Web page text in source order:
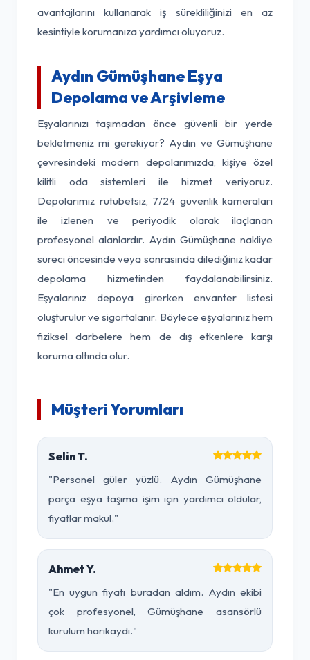
avantajlarını kullanarak iş sürekliliğinizi en az
kesintiyle korumanıza yardımcı oluyoruz.
Aydın Gümüşhane Eşya
Depolama ve Arşivleme
Eşyalarınızı taşımadan önce güvenli bir yerde
bekletmeniz mi gerekiyor? Aydın ve Gümüşhane
çevresindeki modern depolarımızda, kişiye özel
kilitli oda sistemleri ile hizmet veriyoruz.
Depolarımız rutubetsiz, 7/24 güvenlik kameraları
ile izlenen ve periyodik olarak ilaçlanan
profesyonel alanlardır. Aydın Gümüşhane nakliye
süreci öncesinde veya sonrasında dilediğiniz kadar
depolama hizmetinden faydalanabilirsiniz.
Eşyalarınız depoya girerken envanter listesi
oluşturulur ve sigortalanır. Böylece eşyalarınız hem
fiziksel darbelere hem de dış etkenlere karşı
koruma altında olur.
Müşteri Yorumları
Selin T.
"Personel güler yüzlü. Aydın Gümüşhane
parça eşya taşıma işim için yardımcı oldular,
fiyatlar makul."
Ahmet Y.
"En uygun fiyatı buradan aldım. Aydın ekibi
çok profesyonel, Gümüşhane asansörlü
kurulum harikaydı."